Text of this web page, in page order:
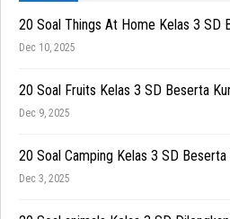
20 Soal Things At Home Kelas 3 SD
Dec 10, 2025
20 Soal Fruits Kelas 3 SD Beserta
Dec 9, 2025
20 Soal Camping Kelas 3 SD
Dec 3, 2025